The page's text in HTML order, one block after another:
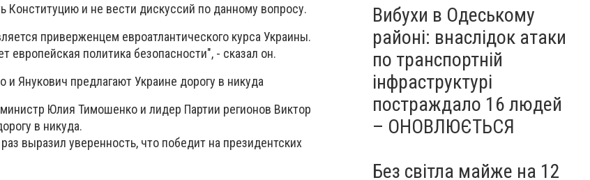
Конституцию и не вести дискуссий по данному вопросу.
приверженцем евроатлантического курса Украины.
европейская политика безопасности", - сказал он.
Янукович предлагают Украине дорогу в никуда
Юлия Тимошенко и лидер Партии регионов Виктор
в никуда.
выразил уверенность, что победит на президентских
Вибухи в Одеському
районі: внаслідок атаки
по транспортній
інфраструктурі
постраждало 16 людей
– ОНОВЛЮЄТЬСЯ
Без світла майже на 12